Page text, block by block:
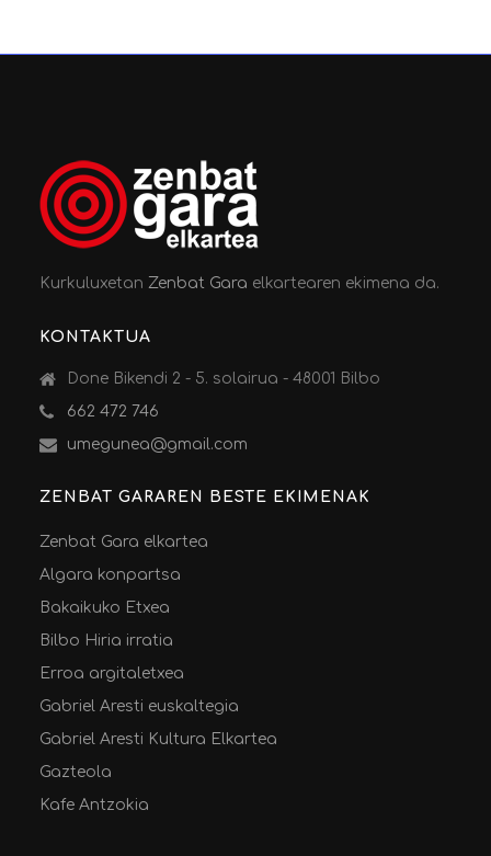
KurkuluxetanZenbat Gara elkartearen ekimena da.
KONTAKTUA
Done Bikendi 2 - 5. solairua - 48001 Bilbo
662 472 746
umegunea@gmail.com
ZENBAT GARAREN BESTE EKIMENAK
Zenbat Gara elkartea
Algara konpartsa
Bakaikuko Etxea
Bilbo Hiria irratia
Erroa argitaletxea
Gabriel Aresti euskaltegia
Gabriel Aresti Kultura Elkartea
Gazteola
Kafe Antzokia